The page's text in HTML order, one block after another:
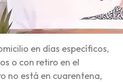
en días específicos,
o con retiro en el
no está en cuarentena,